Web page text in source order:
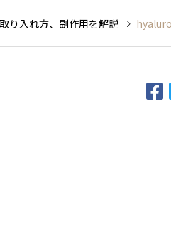
り入れ方、副作用を解説